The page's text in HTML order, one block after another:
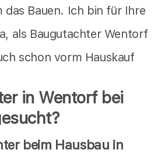
das Bauen. Ich bin für Ihre
als Baugutachter Wentorf
schon vorm Hauskauf
in Wentorf bei
beim Hausbau in